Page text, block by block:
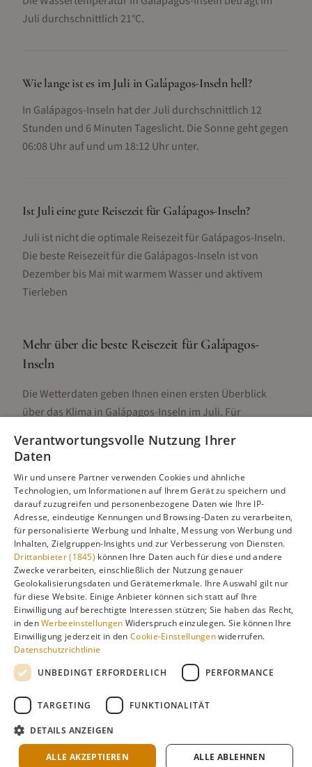
Juli durchschnittlich 21°C.
Wie lange ist es im Juli in Galápagos-Inseln hell?
In Galápagos-Inseln hat der Juli durchschnittlich 12
Stunden und 6 Minuten Tageslicht. Die Sonne geht gegen
06:08 Uhr auf und um 18:12 Uhr unter.
Ist Juli eine gute Reisezeit für Galápagos-Inseln?
Juli ist nicht die optimale Reisezeit für Galápagos-Inseln.
Die beste Reisezeit für die Galápagos-Inseln ist von
Dezember bis Mai mit warmem Wasser und aktivem
Tierleben
Mehr über die beste Reisezeit für Galápagos-
Inseln
Die Wetterdaten geben Ihnen einen ersten Überblick
über das Klima in Galápagos-Inseln im Juli. Für
regionalen Unterschieden, Aktivitäten und Reisetipps
Alle Infos zur besten ReisezeitGalápagos-Inseln
Gefällt dir diese Seite? Teile sie auf Pinterest!
Auf Pinterest merken
uns
Recherche & redaktionelle Aufbereitung ·
Methode
Verantwortungsvolle Nutzung Ihrer
Daten
Wir und unsere Partner verwenden Cookies und ähnliche
Technologien, um Informationen auf Ihrem Gerät zu speichern und
darauf zuzugreifen und personenbezogene Daten wie Ihre IP-
Adresse, eindeutige Kennungen und Browsing-Daten zu verarbeiten,
für personalisierte Werbung und Inhalte, Messung von Werbung und
Inhalten, Zielgruppen-Insights und zur Verbesserung von Diensten.
Drittanbieter (1845) können Ihre Daten auch für diese und andere
Zwecke verarbeiten, einschließlich der Nutzung genauer
Geolokalisierungsdaten und Gerätemerkmale. Ihre Auswahl gilt nur
für diese Website. Einige Anbieter können sich statt auf Ihre
Einwilligung auf berechtigte Interessen stützen; Sie haben das Recht,
in denWerbeeinstellungen Widerspruch einzulegen. Sie können Ihre
Einwilligung jederzeit in denCookie-Einstellungenwiderrufen.
Datenschutzrichtlinie
UNBEDINGT ERFORDERLICH
PERFORMANCE
TARGETING FUNKTIONALITÄT
DETAILS ANZEIGEN
ALLE AKZEPTIEREN ALLE ABLEHNEN